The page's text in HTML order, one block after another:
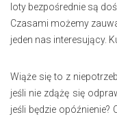
loty bezpośrednie są
Czasami możemy
jeden nas interesujący.
Wiąże się to z
jeśli nie zdążę się
jeśli będzie opóźnienie?